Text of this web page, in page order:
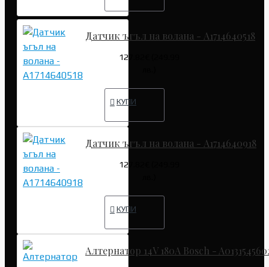
Датчик ъгъл на волана - A1714640518
127.82€ (249.99
КУПИ
Датчик ъгъл на волана - A1714640918
127.82€ (249.99
КУПИ
Алтернатор 14V 180A Bosch -